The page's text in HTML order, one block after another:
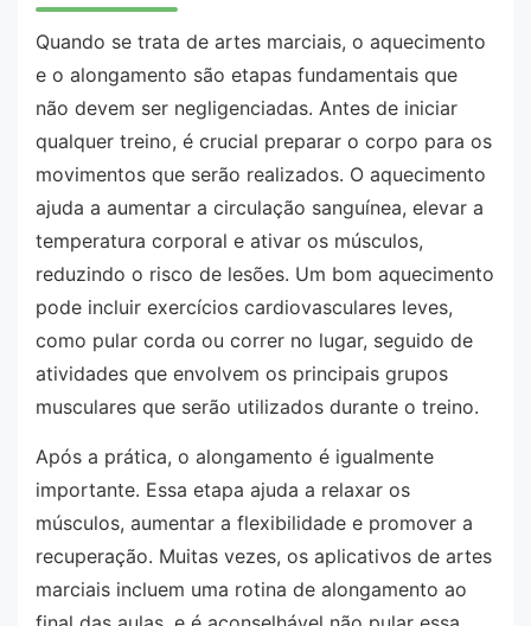
Quando se trata de artes marciais, o aquecimento
e o alongamento são etapas fundamentais que
não devem ser negligenciadas. Antes de iniciar
qualquer treino, é crucial preparar o corpo para os
movimentos que serão realizados. O aquecimento
ajuda a aumentar a circulação sanguínea, elevar a
temperatura corporal e ativar os músculos,
reduzindo o risco de lesões. Um bom aquecimento
pode incluir exercícios cardiovasculares leves,
como pular corda ou correr no lugar, seguido de
atividades que envolvem os principais grupos
musculares que serão utilizados durante o treino.
Após a prática, o alongamento é igualmente
importante. Essa etapa ajuda a relaxar os
músculos, aumentar a flexibilidade e promover a
recuperação. Muitas vezes, os aplicativos de artes
marciais incluem uma rotina de alongamento ao